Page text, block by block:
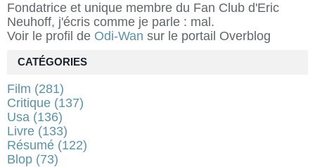
Fondatrice et unique membre du Fan Club d'Eric
Neuhoff, j'écris comme je parle : mal.
Voir le profil de Odi-Wan sur le portail Overblog
CATÉGORIES
Film (281)
Critique (137)
Usa (136)
Livre (133)
Résumé (122)
Blop (73)